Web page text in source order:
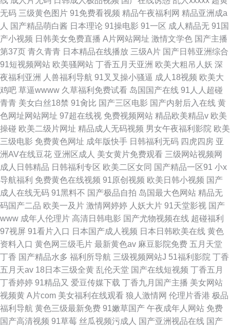
无码 三级黄色图片 91免费看视频 精品午夜福利网 精品亚洲成a
人 国产精品萌白酱 日本理论 91操电影 91一区 成人精品无 91国
产小视频 日韩美女免费直播 A片网站网址 激情文学色 国产主播
第37页 青久青青 日本精品在线播放 三级A片 国产日韩亚洲综合
91短视频网站 欧美骚网站 丁香五月天亚洲 欧美大粗吊人妖 深
夜福利亚洲
人兽福利导航 91叉叉操小骚逼 成人18视频 欧美大
鸡吧 草逼wwww 久草福利免费试看 岛国国产在线 91人人超碰
青青 美女白丝18禁 91肏比 国产三区电影 国产内射后入在线 黄
色网址网站网址 97超在线视 免费视频网站 精品欧美精品v 欧美
操碰 欧美二级片网址 精品成人无码视频 男女午夜福利影院 欧美
三级电影 免费黄色网址 成年版快手 日韩福利无码 四虎四房 亚
洲AV在线豆花 亚洲区成人 美女黄片免费观看 三级网站视频网
成人日韩精品 日韩福利专区 欧美二区女同 国产精品一区91 小x
导航福利 免费黄色在线视频 91原创视频 欧美日韩小视频 国产
成人在线无码 91黑料不 国产极品自拍 岛国最大色网站 精品无
码国产二品 欧美一及片 激情网婷婷 人妖大片 91天堂影视 国产
www 成年人伦理片 高清日韩电影 国产尤物视频在线 超碰福利
97视屏 91看片入口 日本国产成人视频 日本日韩欧美在线 黄色
资料入口 黄色网三级毛片 最新黄色av 麻豆影院免费 五月天堂
丁香 国产精品水多 福利所导航 三级视频网站J 51福利影院 丁香
五月天av 18日本三级全黄 乱伦天堂 国产在线短视频 丁香五月
丁香婷婷 91精品又 爱豆传媒下载 丁香九月国产主播 美女网站
视频黄 A片com 美女福利在线观看 狼人激情网 伦理片香港 极品
福利导航 黄色三级最新免费 91嫩草国产 午夜成年人网站 免费
国产高清视频 91草莓 丝瓜视频污成人 国产亚洲视品在线 国产